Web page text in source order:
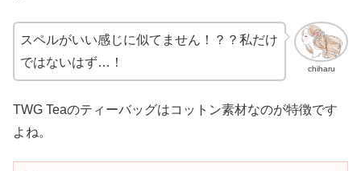
chiharu
スペルがいい感じに似てません！？？私だけ
ではないはず…！
TWG Teaのティーバッグはコットン素材なのが特徴です
よね。